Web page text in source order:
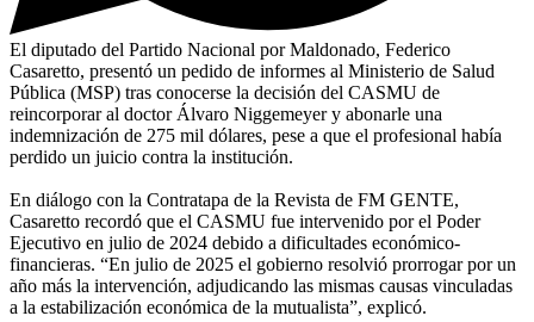
El diputado del Partido Nacional por Maldonado, Federico
Casaretto, presentó un pedido de informes al Ministerio de Salud
Pública (MSP) tras conocerse la decisión del CASMU de
reincorporar al doctor Álvaro Niggemeyer y abonarle una
indemnización de 275 mil dólares, pese a que el profesional había
perdido un juicio contra la institución.
En diálogo con la Contratapa de la Revista de FM GENTE,
Casaretto recordó que el CASMU fue intervenido por el Poder
Ejecutivo en julio de 2024 debido a dificultades económico-
financieras. “En julio de 2025 el gobierno resolvió prorrogar por un
año más la intervención, adjudicando las mismas causas vinculadas
a la estabilización económica de la mutualista”, explicó.